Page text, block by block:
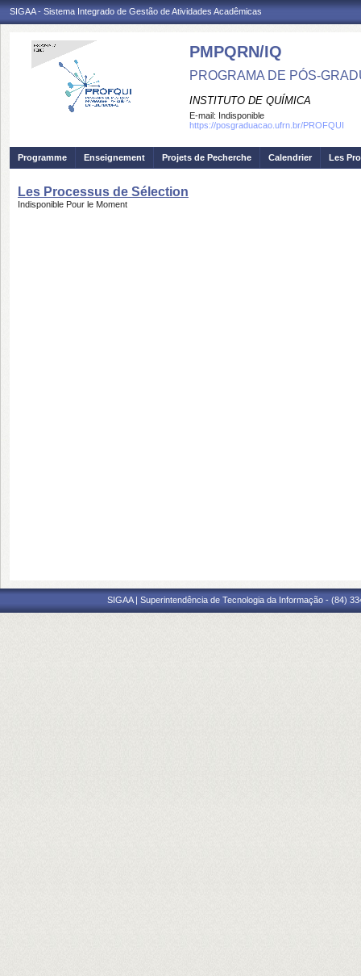
SIGAA - Sistema Integrado de Gestão de Atividades Acadêmicas
PMPQRN/IQ
PROGRAMA DE PÓS-
INSTITUTO DE QUÍMICA
E-mail: Indisponible
https://posgraduacao.ufrn.br/PROFQUI
Programme Enseignement Projets de Pecherche Calendrier Les
Les Processus de Sélection
Indisponible Pour le Moment
SIGAA | Superintendência de Tecnologia da Informação - (84)